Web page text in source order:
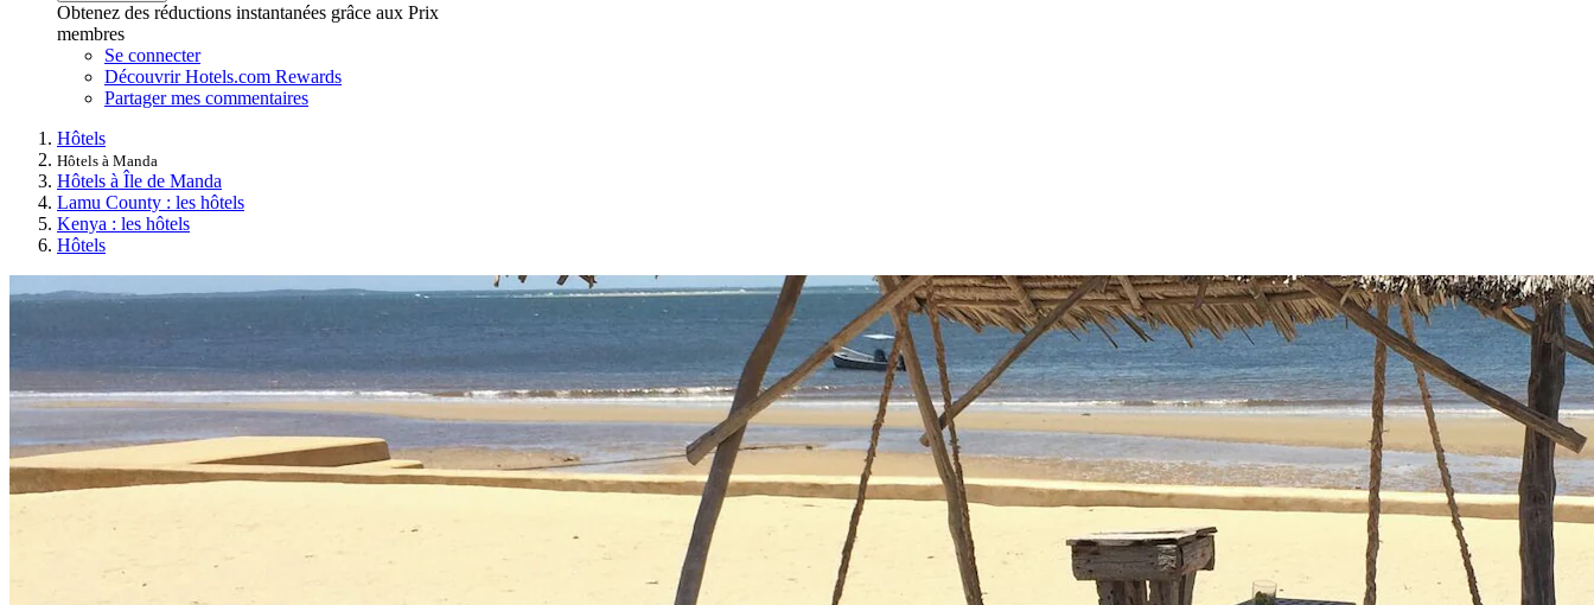
Obtenez des réductions instantanées grâce aux Prix
membres
Se connecter
Découvrir Hotels.com Rewards
Partager mes commentaires
Hôtels
Hôtels à Manda
Hôtels à Île de Manda
Lamu County : les hôtels
Kenya : les hôtels
Hôtels